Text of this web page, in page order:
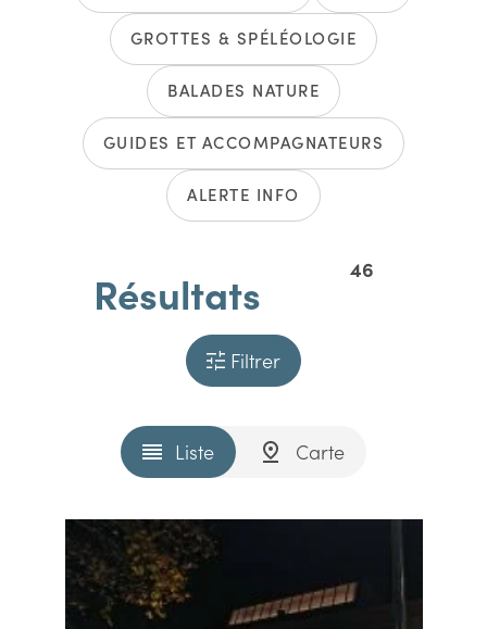
GROTTES & SPÉLÉOLOGIE
BALADES NATURE
GUIDES ET ACCOMPAGNATEURS
ALERTE INFO
46
Résultats
Filtrer
Liste Carte